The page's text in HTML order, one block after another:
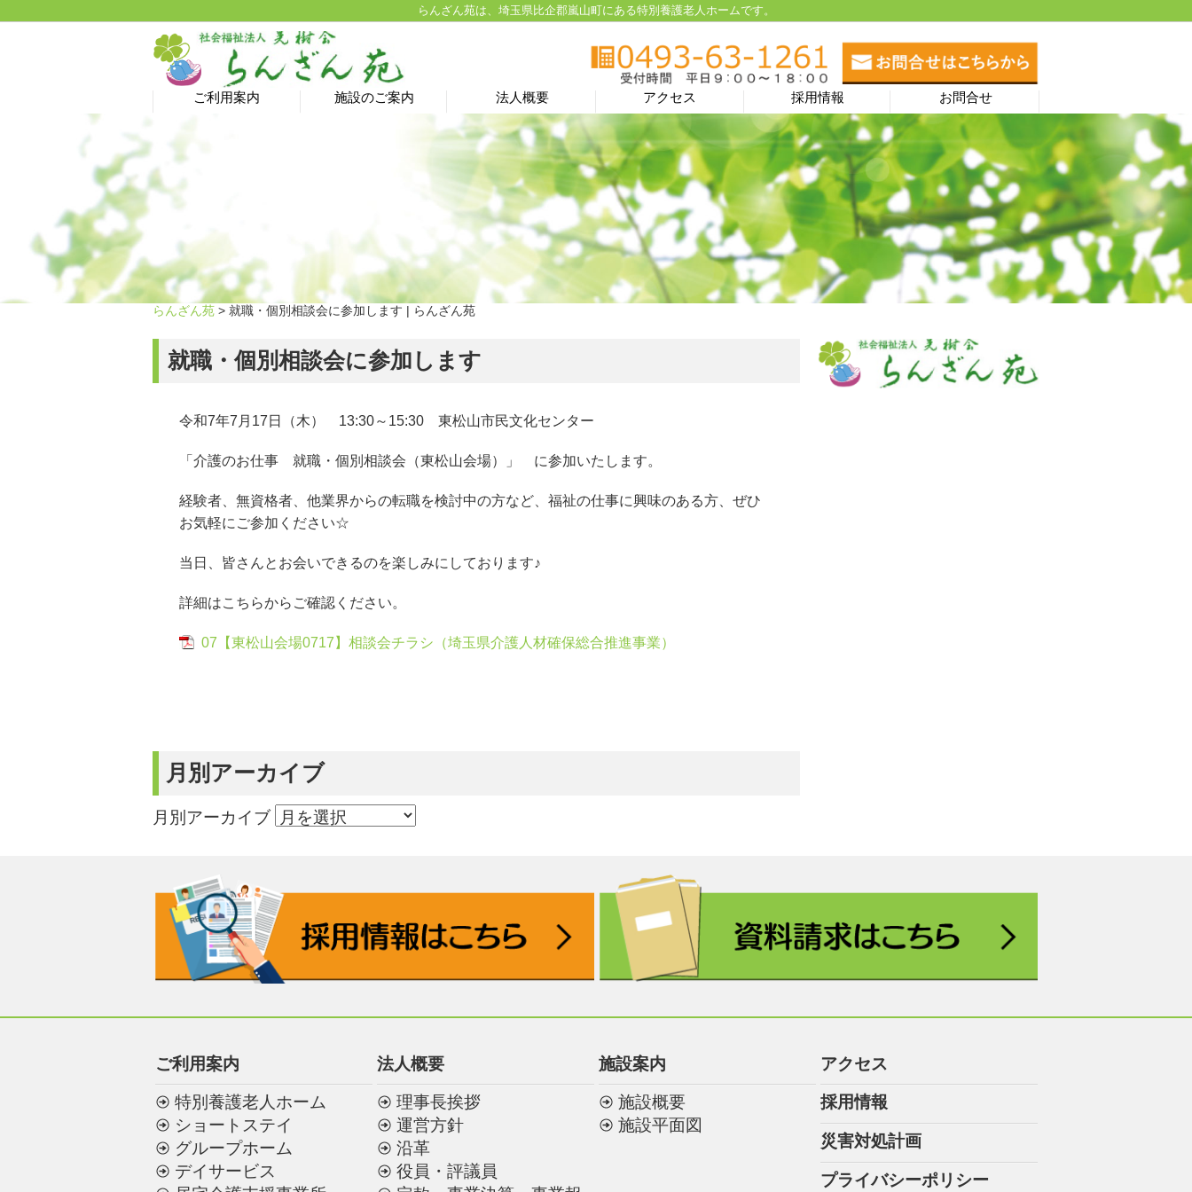
らんざん苑は、埼玉県比企郡嵐山町にある特別養護老人ホームです。
ご利用案内 施設のご案内 法人概要 アクセス 採用情報 お問合せ
らんざん苑 > 就職・個別相談会に参加します | らんざん苑
就職・個別相談会に参加します
令和7年7月17日（木） 13:30～15:30 東松山市民文化センター
「介護のお仕事 就職・個別相談会（東松山会場）」 に参加いたします。
経験者、無資格者、他業界からの転職を検討中の方など、福祉の仕事に興味のある方、ぜひ
お気軽にご参加ください☆
当日、皆さんとお会いできるのを楽しみにしております♪
詳細はこちらからご確認ください。
07【東松山会場0717】相談会チラシ（埼玉県介護人材確保総合推進事業）
月別アーカイブ
月別アーカイブ
ご利用案内
特別養護老人ホーム
ショートステイ
グループホーム
デイサービス
法人概要
理事長挨拶
運営方針
沿革
役員・評議員
施設案内
施設概要
施設平面図
アクセス
採用情報
災害対処計画
プライバシーポリシー